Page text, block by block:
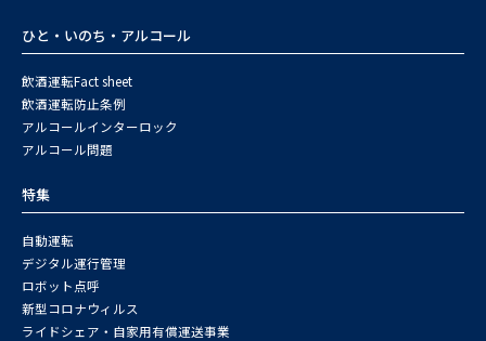
ひと・いのち・アルコール
飲酒運転Fact sheet
飲酒運転防止条例
アルコールインターロック
アルコール問題
特集
自動運転
デジタル運行管理
ロボット点呼
新型コロナウィルス
ライドシェア・自家用有償運送事業